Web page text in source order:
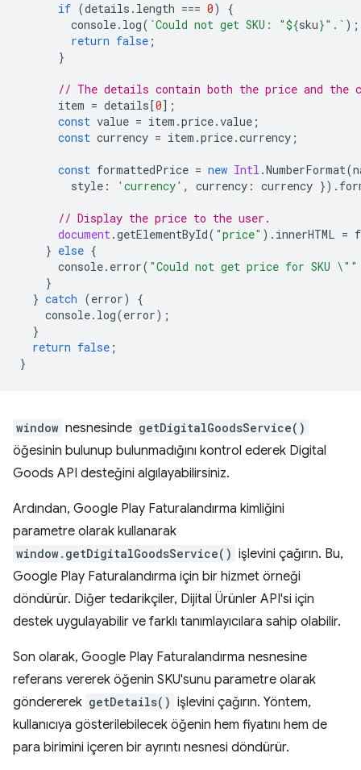
if (details . length === 0)
{
console. log( `Could not get SKU: "${sku}".` );
return false ;
}
// The details contain both the price and the
item = details[0];
const value = item .price.value ;
const currency = item .price.currency ;
const formattedPrice = new Intl .NumberFormat(
style : 'currency' , currency : currency }).
// Display the price to the user.
document.getElementById( "price" ). innerHTML =
} else {
console. error( "Could not get price for SKU \""
}
} catch (error)
{
console. log(error);
}
return false ;
}
window nesnesinde getDigitalGoodsService()
öğesinin bulunup bulunmadığını kontrol ederek Digital
Goods API desteğini algılayabilirsiniz.
Ardından, Google Play Faturalandırma kimliğini
parametre olarak kullanarak
window.getDigitalGoodsService() işlevini çağırın. Bu,
Google Play Faturalandırma için bir hizmet örneği
döndürür. Diğer tedarikçiler, Dijital Ürünler API'si için
destek uygulayabilir ve farklı tanımlayıcılara sahip olabilir.
Son olarak, Google Play Faturalandırma nesnesine
referans vererek öğenin SKU'sunu parametre olarak
göndererek getDetails() işlevini çağırın. Yöntem,
kullanıcıya gösterilebilecek öğenin hem fiyatını hem de
para birimini içeren bir ayrıntı nesnesi döndürür.